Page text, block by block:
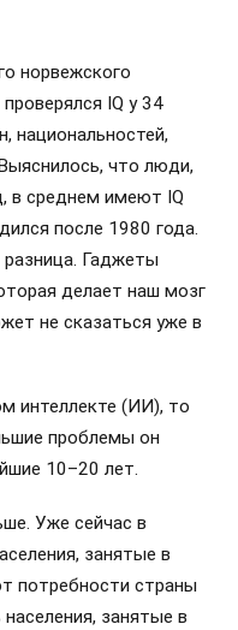
норвежского
IQ у 34
национальностей,
что люди,
в среднем имеют IQ
после 1980 года.
разница. Гаджеты
делает наш мозг
не сказаться уже в
интеллекте (ИИ), то
проблемы он
10–20 лет.
Уже сейчас в
занятые в
потребности страны
занятые в